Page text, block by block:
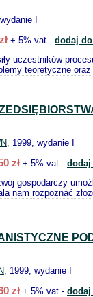
I
+ 5% vat - dodaj
uczestników
teoretyczne
, 1999, wydanie I
zł + 5% vat - dodaj
gospodarczy
nam rozpoznać
, 1999, wydanie I
zł + 5% vat - dodaj